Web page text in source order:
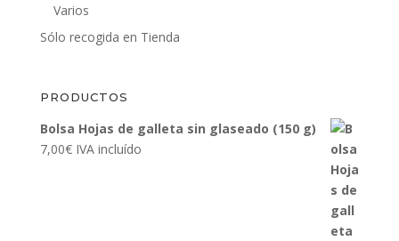
Varios
Sólo recogida en Tienda
PRODUCTOS
Bolsa Hojas de galleta sin glaseado (150 g)
7,00€ IVA incluído